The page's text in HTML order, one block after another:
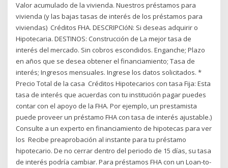
Valor acumulado de la vivienda. Nuestros préstamos para
vivienda (y las bajas tasas de interés de los préstamos para
viviendas) Créditos FHA. DESCRIPCIóN: Si deseas adquirir o
Hipotecaria. DESTINOS: Construcción de La mejor tasa de
interés del mercado. Sin cobros escondidos. Enganche; Plazo
en años que se desea obtener el financiamiento; Tasa de
interés; Ingresos mensuales. Ingrese los datos solicitados. *
Precio Total de la casa Créditos Hipotecarios con tasa Fija: Esta
tasa de interés que acuerdas con tu institución pagar puedes
contar con el apoyo de la FHA. Por ejemplo, un prestamista
puede proveer un préstamo FHA con tasa de interés ajustable.)
Consulte a un experto en financiamiento de hipotecas para ver
los Recibe preaprobación al instante para tu préstamo
hipotecario. De no cerrar dentro del periodo de 15 días, su tasa
de interés podría cambiar. Para préstamos FHA con un Loan-to-